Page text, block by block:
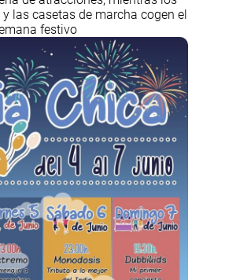
las casetas de marcha cogen el
festivo